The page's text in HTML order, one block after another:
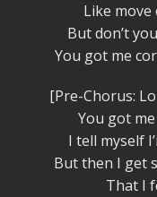
Like
But don’t
You got me
[Pre-Chorus:
You got
I tell myself
But then I get
That I